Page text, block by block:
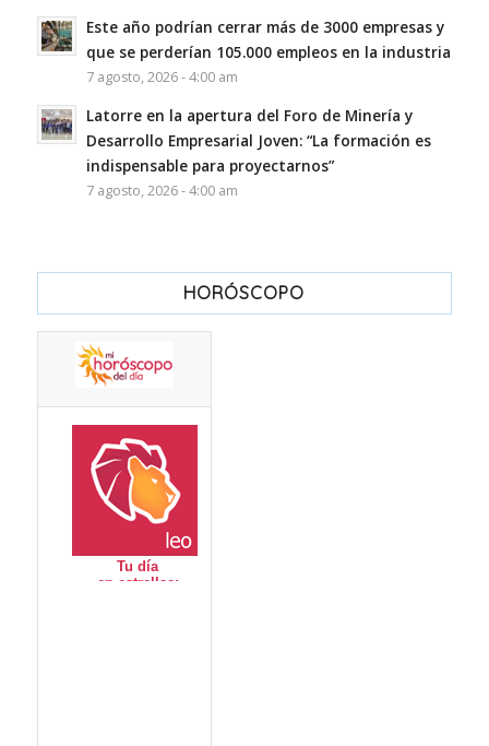
Este año podrían cerrar más de 3000 empresas y
que se perderían 105.000 empleos en la industria
7 agosto, 2026 - 4:00 am
Latorre en la apertura del Foro de Minería y
Desarrollo Empresarial Joven: “La formación es
indispensable para proyectarnos”
7 agosto, 2026 - 4:00 am
HORÓSCOPO